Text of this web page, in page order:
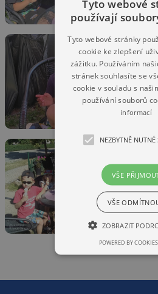
Tyto webové
používají
Tyto webové stránky
cookie ke zlepšení
zážitku. Používáním
stránek souhlasíte se
cookie v souladu s
používání souborů
informací
NEZBYTNĚ
VŠE
VŠE
ZOBRAZIT
POWERED BY